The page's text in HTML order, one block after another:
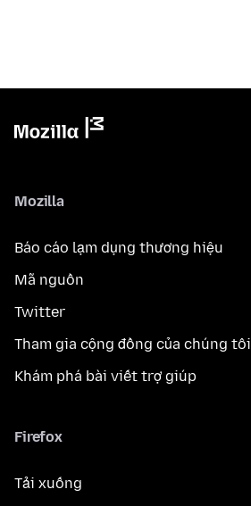
Mozilla
Báo cáo lạm dụng thương hiệu
Mã nguồn
Twitter
Tham gia cộng đồng của chúng tôi
Khám phá bài viết trợ giúp
Firefox
Tải xuống